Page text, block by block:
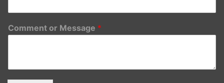
Comment or Message *